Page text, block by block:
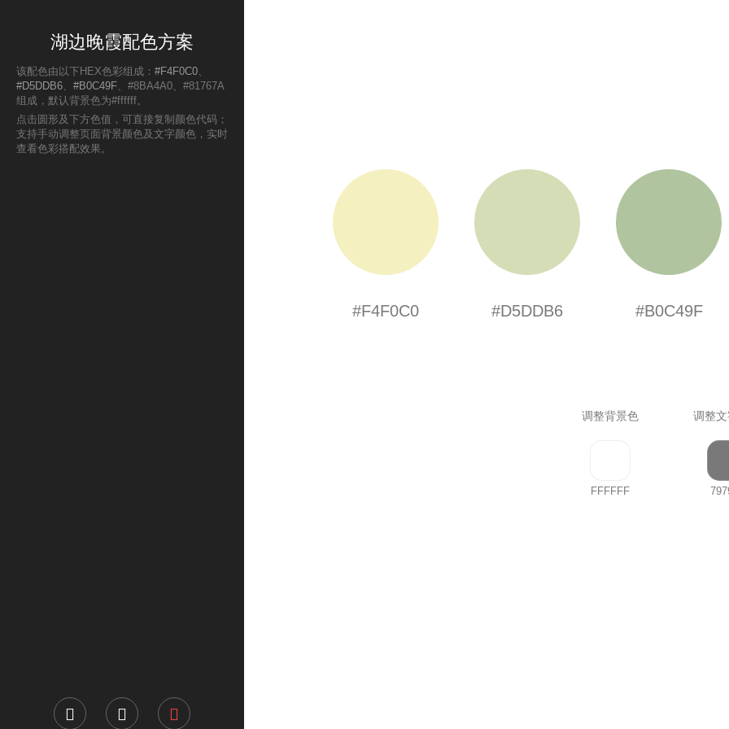
湖边晚霞配色方案
该配色由以下HEX色彩组成： #F4F0C0、
#D5DDB6、 #B0C49F、#8BA4A0、#81767A
组成，默认背景色为#ffffff。
点击圆形及下方色值，可直接复制颜色代码；
支持手动调整页面背景颜色及文字颜色，实时
查看色彩搭配效果。
#F4F0C0 #D5DDB6 #B0C49F
调整背景色 调整